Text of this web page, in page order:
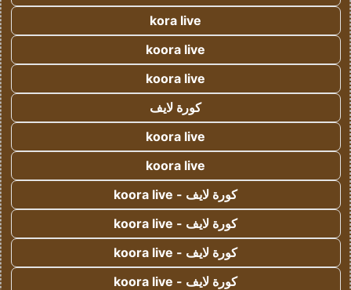
kora live
koora live
koora live
كورة لايف
koora live
koora live
كورة لايف - koora live
كورة لايف - koora live
كورة لايف - koora live
كورة لايف - koora live